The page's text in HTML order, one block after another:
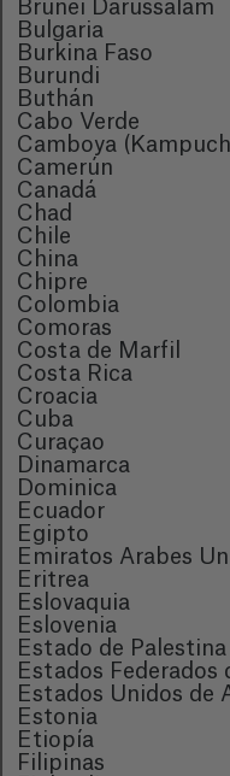
Brunei Darussalam
Bulgaria
Burkina Faso
Burundi
Buthán
Cabo Verde
Camboya
Camerún
Canadá
Chad
Chile
China
Chipre
Colombia
Comoras
Costa de Marfil
Costa Rica
Croacia
Cuba
Curaçao
Dinamarca
Dominica
Ecuador
Egipto
Emiratos Arabes
Eritrea
Eslovaquia
Eslovenia
Estado de Palestina
Estados Federados
Estados Unidos de
Estonia
Etiopía
Filipinas